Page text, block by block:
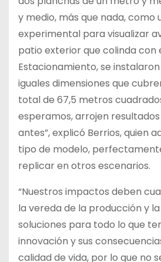
y medio, más que nada, como
experimental para visualizar
patio exterior que colinda con
Estacionamiento, se
iguales dimensiones que
total de 67,5 metros
esperamos, arrojen
antes”, explicó Berrios, quien
tipo de modelo,
replicar en otros escenarios.
“Nuestros impactos deben
la vereda de la producción y
soluciones para todo lo que
innovación y sus
calidad de vida, por lo que no